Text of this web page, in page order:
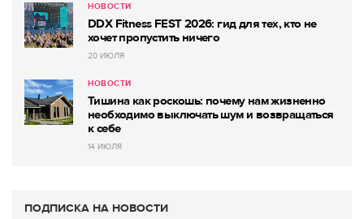
НОВОСТИ
DDX Fitness FEST 2026: гид для тех, кто не
хочет пропустить ничего
20 ИЮЛЯ
НОВОСТИ
Тишина как роскошь: почему нам жизненно
необходимо выключать шум и возвращаться
к себе
14 ИЮЛЯ
ПОДПИСКА НА НОВОСТИ